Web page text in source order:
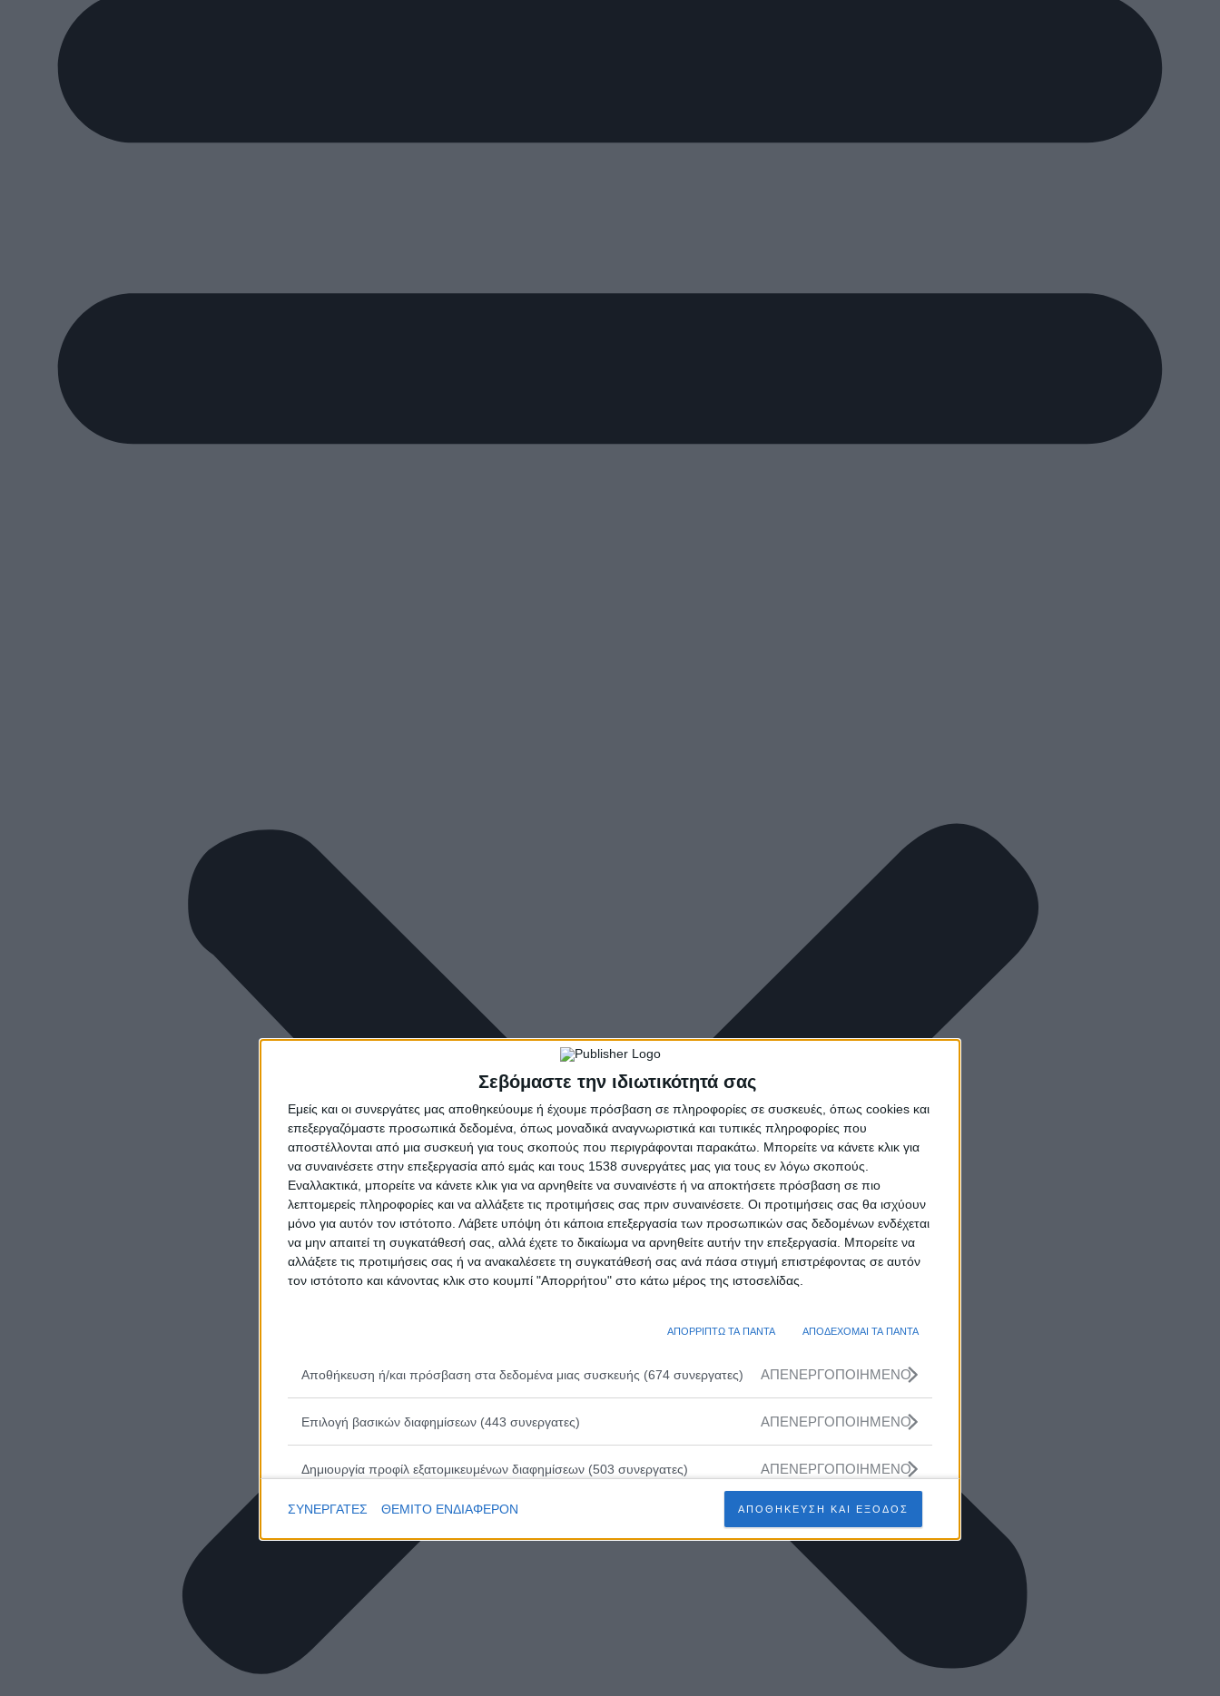
Σεβόμαστε την ιδιωτικότητά σας
Εμείς και οι συνεργάτες μας αποθηκεύουμε ή έχουμε πρόσβαση σε πληροφορίες σε συσκευές, όπως cookies και
επεξεργαζόμαστε προσωπικά δεδομένα, όπως μοναδικά αναγνωριστικά και τυπικές πληροφορίες που
αποστέλλονται από μια συσκευή για τους σκοπούς που περιγράφονται παρακάτω. Μπορείτε να κάνετε κλικ για
να συναινέσετε στην επεξεργασία από εμάς και τους 1538 συνεργάτες μας για τους εν λόγω σκοπούς.
Εναλλακτικά, μπορείτε να κάνετε κλικ για να αρνηθείτε να συναινέστε ή να αποκτήσετε πρόσβαση σε πιο
λεπτομερείς πληροφορίες και να αλλάξετε τις προτιμήσεις σας πριν συναινέσετε. Οι προτιμήσεις σας θα ισχύουν
μόνο για αυτόν τον ιστότοπο. Λάβετε υπόψη ότι κάποια επεξεργασία των προσωπικών σας δεδομένων ενδέχεται
να μην απαιτεί τη συγκατάθεσή σας, αλλά έχετε το δικαίωμα να αρνηθείτε αυτήν την επεξεργασία. Μπορείτε να
αλλάξετε τις προτιμήσεις σας ή να ανακαλέσετε τη συγκατάθεσή σας ανά πάσα στιγμή επιστρέφοντας σε αυτόν
τον ιστότοπο και κάνοντας κλικ στο κουμπί "Απορρήτου" στο κάτω μέρος της ιστοσελίδας.
ΑΠΟΡΡΙΠΤΩ ΤΑ ΠΑΝΤΑ ΑΠΟΔΕΧΟΜΑΙ ΤΑ ΠΑΝΤΑ
Αποθήκευση ή/και πρόσβαση στα δεδομένα μιας συσκευής (674 συνεργατες) ΑΠΕΝΕΡΓΟΠΟΙΗΜΕΝΟ
Επιλογή βασικών διαφημίσεων (443 συνεργατες) ΑΠΕΝΕΡΓΟΠΟΙΗΜΕΝΟ
Δημιουργία προφίλ εξατομικευμένων διαφημίσεων (503 συνεργατες) ΑΠΕΝΕΡΓΟΠΟΙΗΜΕΝΟ
Επιλογή εξατομικευμένων διαφημίσεων (502 συνεργατες) ΑΠΕΝΕΡΓΟΠΟΙΗΜΕΝΟ
Δημιουργία προφίλ εξατομικευμένου περιεχομένου (230 συνεργατες) ΑΠΕΝΕΡΓΟΠΟΙΗΜΕΝΟ
Επιλογή εξατομικευμένου περιεχομένου (210 συνεργατες) ΑΠΕΝΕΡΓΟΠΟΙΗΜΕΝΟ
Μέτρηση απόδοσης διαφημίσεων (466 συνεργατες) ΑΠΕΝΕΡΓΟΠΟΙΗΜΕΝΟ
ΣΥΝΕΡΓΑΤΕΣ ΘΕΜΙΤΟ ΕΝΔΙΑΦΕΡΟΝ ΑΠΟΘΗΚΕΥΣΗ ΚΑΙ ΕΞΟΔΟΣ